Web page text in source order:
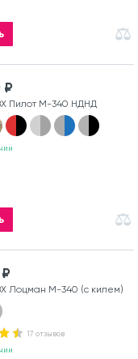
₽
Пилот М-340 НДНД
₽
Лоцман М-340 (с килем)
17 отзывов